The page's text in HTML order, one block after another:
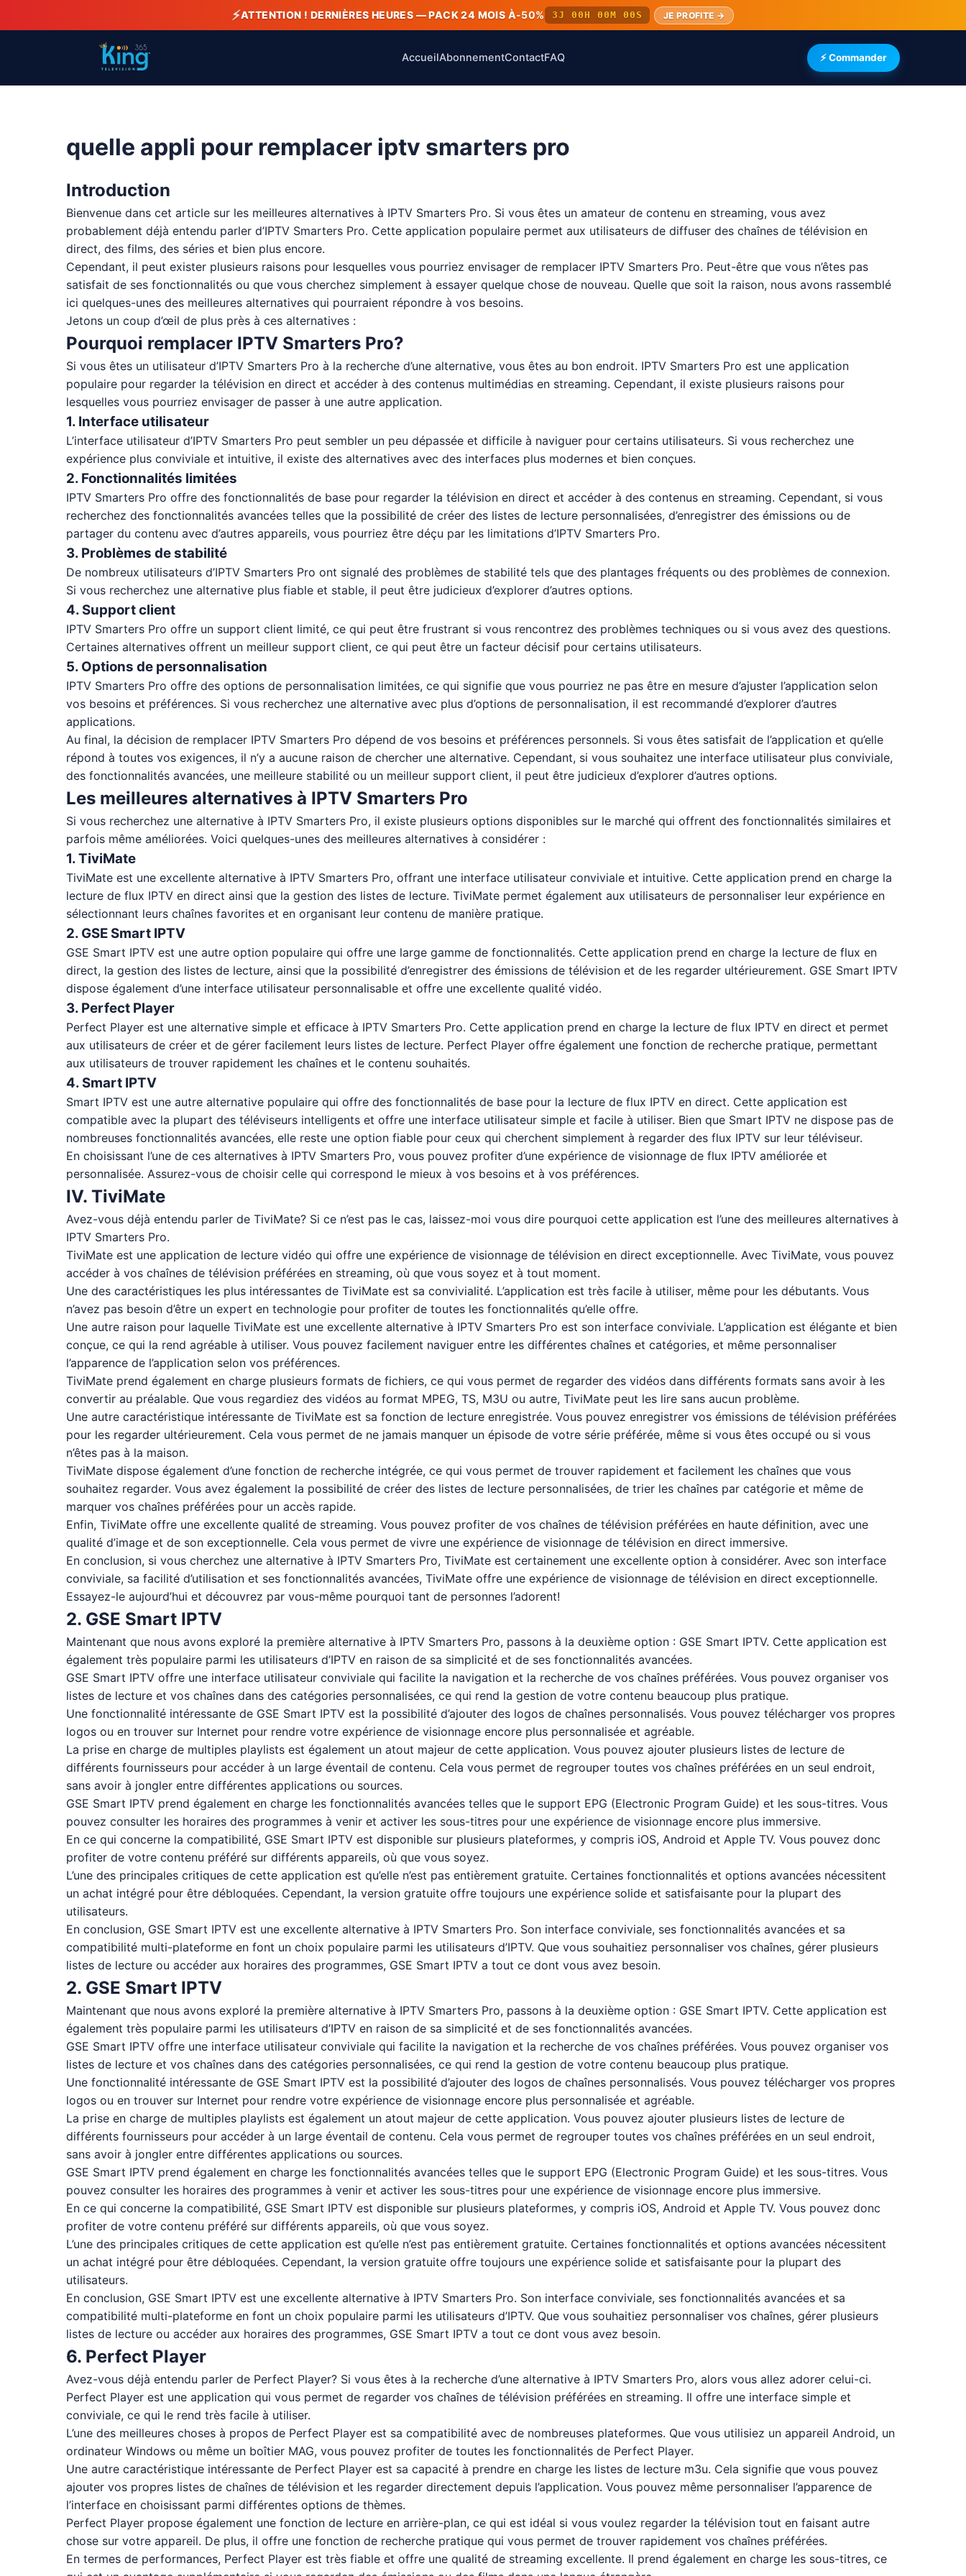
⚡ATTENTION ! DERNIÈRES HEURES — PACK 24 MOIS À-50% 3J 00H 00M 00S JE PROFITE →
AccueilAbonnementContactFAQ ⚡ Commander
quelle appli pour remplacer iptv smarters pro
Introduction
Bienvenue dans cet article sur les meilleures alternatives à IPTV Smarters Pro. Si vous êtes un amateur de contenu en streaming, vous avez
probablement déjà entendu parler d’IPTV Smarters Pro. Cette application populaire permet aux utilisateurs de diffuser des chaînes de télévision en
direct, des films, des séries et bien plus encore.
Cependant, il peut exister plusieurs raisons pour lesquelles vous pourriez envisager de remplacer IPTV Smarters Pro. Peut-être que vous n’êtes pas
satisfait de ses fonctionnalités ou que vous cherchez simplement à essayer quelque chose de nouveau. Quelle que soit la raison, nous avons rassemblé
ici quelques-unes des meilleures alternatives qui pourraient répondre à vos besoins.
Jetons un coup d’œil de plus près à ces alternatives :
Pourquoi remplacer IPTV Smarters Pro?
Si vous êtes un utilisateur d’IPTV Smarters Pro à la recherche d’une alternative, vous êtes au bon endroit. IPTV Smarters Pro est une application
populaire pour regarder la télévision en direct et accéder à des contenus multimédias en streaming. Cependant, il existe plusieurs raisons pour
lesquelles vous pourriez envisager de passer à une autre application.
1. Interface utilisateur
L’interface utilisateur d’IPTV Smarters Pro peut sembler un peu dépassée et difficile à naviguer pour certains utilisateurs. Si vous recherchez une
expérience plus conviviale et intuitive, il existe des alternatives avec des interfaces plus modernes et bien conçues.
2. Fonctionnalités limitées
IPTV Smarters Pro offre des fonctionnalités de base pour regarder la télévision en direct et accéder à des contenus en streaming. Cependant, si vous
recherchez des fonctionnalités avancées telles que la possibilité de créer des listes de lecture personnalisées, d’enregistrer des émissions ou de
partager du contenu avec d’autres appareils, vous pourriez être déçu par les limitations d’IPTV Smarters Pro.
3. Problèmes de stabilité
De nombreux utilisateurs d’IPTV Smarters Pro ont signalé des problèmes de stabilité tels que des plantages fréquents ou des problèmes de connexion.
Si vous recherchez une alternative plus fiable et stable, il peut être judicieux d’explorer d’autres options.
4. Support client
IPTV Smarters Pro offre un support client limité, ce qui peut être frustrant si vous rencontrez des problèmes techniques ou si vous avez des questions.
Certaines alternatives offrent un meilleur support client, ce qui peut être un facteur décisif pour certains utilisateurs.
5. Options de personnalisation
IPTV Smarters Pro offre des options de personnalisation limitées, ce qui signifie que vous pourriez ne pas être en mesure d’ajuster l’application selon
vos besoins et préférences. Si vous recherchez une alternative avec plus d’options de personnalisation, il est recommandé d’explorer d’autres
applications.
Au final, la décision de remplacer IPTV Smarters Pro dépend de vos besoins et préférences personnels. Si vous êtes satisfait de l’application et qu’elle
répond à toutes vos exigences, il n’y a aucune raison de chercher une alternative. Cependant, si vous souhaitez une interface utilisateur plus conviviale,
des fonctionnalités avancées, une meilleure stabilité ou un meilleur support client, il peut être judicieux d’explorer d’autres options.
Les meilleures alternatives à IPTV Smarters Pro
Si vous recherchez une alternative à IPTV Smarters Pro, il existe plusieurs options disponibles sur le marché qui offrent des fonctionnalités similaires et
parfois même améliorées. Voici quelques-unes des meilleures alternatives à considérer :
1. TiviMate
TiviMate est une excellente alternative à IPTV Smarters Pro, offrant une interface utilisateur conviviale et intuitive. Cette application prend en charge la
lecture de flux IPTV en direct ainsi que la gestion des listes de lecture. TiviMate permet également aux utilisateurs de personnaliser leur expérience en
sélectionnant leurs chaînes favorites et en organisant leur contenu de manière pratique.
2. GSE Smart IPTV
GSE Smart IPTV est une autre option populaire qui offre une large gamme de fonctionnalités. Cette application prend en charge la lecture de flux en
direct, la gestion des listes de lecture, ainsi que la possibilité d’enregistrer des émissions de télévision et de les regarder ultérieurement. GSE Smart IPTV
dispose également d’une interface utilisateur personnalisable et offre une excellente qualité vidéo.
3. Perfect Player
Perfect Player est une alternative simple et efficace à IPTV Smarters Pro. Cette application prend en charge la lecture de flux IPTV en direct et permet
aux utilisateurs de créer et de gérer facilement leurs listes de lecture. Perfect Player offre également une fonction de recherche pratique, permettant
aux utilisateurs de trouver rapidement les chaînes et le contenu souhaités.
4. Smart IPTV
Smart IPTV est une autre alternative populaire qui offre des fonctionnalités de base pour la lecture de flux IPTV en direct. Cette application est
compatible avec la plupart des téléviseurs intelligents et offre une interface utilisateur simple et facile à utiliser. Bien que Smart IPTV ne dispose pas de
nombreuses fonctionnalités avancées, elle reste une option fiable pour ceux qui cherchent simplement à regarder des flux IPTV sur leur téléviseur.
En choisissant l’une de ces alternatives à IPTV Smarters Pro, vous pouvez profiter d’une expérience de visionnage de flux IPTV améliorée et
personnalisée. Assurez-vous de choisir celle qui correspond le mieux à vos besoins et à vos préférences.
IV. TiviMate
Avez-vous déjà entendu parler de TiviMate? Si ce n’est pas le cas, laissez-moi vous dire pourquoi cette application est l’une des meilleures alternatives à
IPTV Smarters Pro.
TiviMate est une application de lecture vidéo qui offre une expérience de visionnage de télévision en direct exceptionnelle. Avec TiviMate, vous pouvez
accéder à vos chaînes de télévision préférées en streaming, où que vous soyez et à tout moment.
Une des caractéristiques les plus intéressantes de TiviMate est sa convivialité. L’application est très facile à utiliser, même pour les débutants. Vous
n’avez pas besoin d’être un expert en technologie pour profiter de toutes les fonctionnalités qu’elle offre.
Une autre raison pour laquelle TiviMate est une excellente alternative à IPTV Smarters Pro est son interface conviviale. L’application est élégante et bien
conçue, ce qui la rend agréable à utiliser. Vous pouvez facilement naviguer entre les différentes chaînes et catégories, et même personnaliser
l’apparence de l’application selon vos préférences.
TiviMate prend également en charge plusieurs formats de fichiers, ce qui vous permet de regarder des vidéos dans différents formats sans avoir à les
convertir au préalable. Que vous regardiez des vidéos au format MPEG, TS, M3U ou autre, TiviMate peut les lire sans aucun problème.
Une autre caractéristique intéressante de TiviMate est sa fonction de lecture enregistrée. Vous pouvez enregistrer vos émissions de télévision préférées
pour les regarder ultérieurement. Cela vous permet de ne jamais manquer un épisode de votre série préférée, même si vous êtes occupé ou si vous
n’êtes pas à la maison.
TiviMate dispose également d’une fonction de recherche intégrée, ce qui vous permet de trouver rapidement et facilement les chaînes que vous
souhaitez regarder. Vous avez également la possibilité de créer des listes de lecture personnalisées, de trier les chaînes par catégorie et même de
marquer vos chaînes préférées pour un accès rapide.
Enfin, TiviMate offre une excellente qualité de streaming. Vous pouvez profiter de vos chaînes de télévision préférées en haute définition, avec une
qualité d’image et de son exceptionnelle. Cela vous permet de vivre une expérience de visionnage de télévision en direct immersive.
En conclusion, si vous cherchez une alternative à IPTV Smarters Pro, TiviMate est certainement une excellente option à considérer. Avec son interface
conviviale, sa facilité d’utilisation et ses fonctionnalités avancées, TiviMate offre une expérience de visionnage de télévision en direct exceptionnelle.
Essayez-le aujourd’hui et découvrez par vous-même pourquoi tant de personnes l’adorent!
2. GSE Smart IPTV
Maintenant que nous avons exploré la première alternative à IPTV Smarters Pro, passons à la deuxième option : GSE Smart IPTV. Cette application est
également très populaire parmi les utilisateurs d’IPTV en raison de sa simplicité et de ses fonctionnalités avancées.
GSE Smart IPTV offre une interface utilisateur conviviale qui facilite la navigation et la recherche de vos chaînes préférées. Vous pouvez organiser vos
listes de lecture et vos chaînes dans des catégories personnalisées, ce qui rend la gestion de votre contenu beaucoup plus pratique.
Une fonctionnalité intéressante de GSE Smart IPTV est la possibilité d’ajouter des logos de chaînes personnalisés. Vous pouvez télécharger vos propres
logos ou en trouver sur Internet pour rendre votre expérience de visionnage encore plus personnalisée et agréable.
La prise en charge de multiples playlists est également un atout majeur de cette application. Vous pouvez ajouter plusieurs listes de lecture de
différents fournisseurs pour accéder à un large éventail de contenu. Cela vous permet de regrouper toutes vos chaînes préférées en un seul endroit,
sans avoir à jongler entre différentes applications ou sources.
GSE Smart IPTV prend également en charge les fonctionnalités avancées telles que le support EPG (Electronic Program Guide) et les sous-titres. Vous
pouvez consulter les horaires des programmes à venir et activer les sous-titres pour une expérience de visionnage encore plus immersive.
En ce qui concerne la compatibilité, GSE Smart IPTV est disponible sur plusieurs plateformes, y compris iOS, Android et Apple TV. Vous pouvez donc
profiter de votre contenu préféré sur différents appareils, où que vous soyez.
L’une des principales critiques de cette application est qu’elle n’est pas entièrement gratuite. Certaines fonctionnalités et options avancées nécessitent
un achat intégré pour être débloquées. Cependant, la version gratuite offre toujours une expérience solide et satisfaisante pour la plupart des
utilisateurs.
En conclusion, GSE Smart IPTV est une excellente alternative à IPTV Smarters Pro. Son interface conviviale, ses fonctionnalités avancées et sa
compatibilité multi-plateforme en font un choix populaire parmi les utilisateurs d’IPTV. Que vous souhaitiez personnaliser vos chaînes, gérer plusieurs
listes de lecture ou accéder aux horaires des programmes, GSE Smart IPTV a tout ce dont vous avez besoin.
2. GSE Smart IPTV
Maintenant que nous avons exploré la première alternative à IPTV Smarters Pro, passons à la deuxième option : GSE Smart IPTV. Cette application est
également très populaire parmi les utilisateurs d’IPTV en raison de sa simplicité et de ses fonctionnalités avancées.
GSE Smart IPTV offre une interface utilisateur conviviale qui facilite la navigation et la recherche de vos chaînes préférées. Vous pouvez organiser vos
listes de lecture et vos chaînes dans des catégories personnalisées, ce qui rend la gestion de votre contenu beaucoup plus pratique.
Une fonctionnalité intéressante de GSE Smart IPTV est la possibilité d’ajouter des logos de chaînes personnalisés. Vous pouvez télécharger vos propres
logos ou en trouver sur Internet pour rendre votre expérience de visionnage encore plus personnalisée et agréable.
La prise en charge de multiples playlists est également un atout majeur de cette application. Vous pouvez ajouter plusieurs listes de lecture de
différents fournisseurs pour accéder à un large éventail de contenu. Cela vous permet de regrouper toutes vos chaînes préférées en un seul endroit,
sans avoir à jongler entre différentes applications ou sources.
GSE Smart IPTV prend également en charge les fonctionnalités avancées telles que le support EPG (Electronic Program Guide) et les sous-titres. Vous
pouvez consulter les horaires des programmes à venir et activer les sous-titres pour une expérience de visionnage encore plus immersive.
En ce qui concerne la compatibilité, GSE Smart IPTV est disponible sur plusieurs plateformes, y compris iOS, Android et Apple TV. Vous pouvez donc
profiter de votre contenu préféré sur différents appareils, où que vous soyez.
L’une des principales critiques de cette application est qu’elle n’est pas entièrement gratuite. Certaines fonctionnalités et options avancées nécessitent
un achat intégré pour être débloquées. Cependant, la version gratuite offre toujours une expérience solide et satisfaisante pour la plupart des
utilisateurs.
En conclusion, GSE Smart IPTV est une excellente alternative à IPTV Smarters Pro. Son interface conviviale, ses fonctionnalités avancées et sa
compatibilité multi-plateforme en font un choix populaire parmi les utilisateurs d’IPTV. Que vous souhaitiez personnaliser vos chaînes, gérer plusieurs
listes de lecture ou accéder aux horaires des programmes, GSE Smart IPTV a tout ce dont vous avez besoin.
6. Perfect Player
Avez-vous déjà entendu parler de Perfect Player? Si vous êtes à la recherche d’une alternative à IPTV Smarters Pro, alors vous allez adorer celui-ci.
Perfect Player est une application qui vous permet de regarder vos chaînes de télévision préférées en streaming. Il offre une interface simple et
conviviale, ce qui le rend très facile à utiliser.
L’une des meilleures choses à propos de Perfect Player est sa compatibilité avec de nombreuses plateformes. Que vous utilisiez un appareil Android, un
ordinateur Windows ou même un boîtier MAG, vous pouvez profiter de toutes les fonctionnalités de Perfect Player.
Une autre caractéristique intéressante de Perfect Player est sa capacité à prendre en charge les listes de lecture m3u. Cela signifie que vous pouvez
ajouter vos propres listes de chaînes de télévision et les regarder directement depuis l’application. Vous pouvez même personnaliser l’apparence de
l’interface en choisissant parmi différentes options de thèmes.
Perfect Player propose également une fonction de lecture en arrière-plan, ce qui est idéal si vous voulez regarder la télévision tout en faisant autre
chose sur votre appareil. De plus, il offre une fonction de recherche pratique qui vous permet de trouver rapidement vos chaînes préférées.
En termes de performances, Perfect Player est très fiable et offre une qualité de streaming excellente. Il prend également en charge les sous-titres, ce